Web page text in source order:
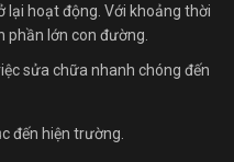
hoạt động. Với khoảng thời
phần lớn con đường.
sửa chữa nhanh chóng đến